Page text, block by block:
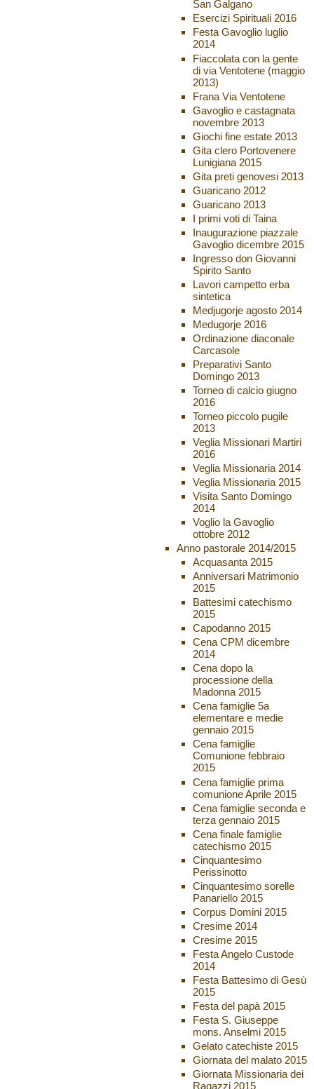
San Galgano
Esercizi Spirituali 2016
Festa Gavoglio luglio
2014
Fiaccolata con la gente
di via Ventotene (maggio
2013)
Frana Via Ventotene
Gavoglio e castagnata
novembre 2013
Giochi fine estate 2013
Gita clero Portovenere
Lunigiana 2015
Gita preti genovesi 2013
Guaricano 2012
Guaricano 2013
I primi voti di Taina
Inaugurazione piazzale
Gavoglio dicembre 2015
Ingresso don Giovanni
Spirito Santo
Lavori campetto erba
sintetica
Medjugorje agosto 2014
Medugorje 2016
Ordinazione diaconale
Carcasole
Preparativi Santo
Domingo 2013
Torneo di calcio giugno
2016
Torneo piccolo pugile
2013
Veglia Missionari Martiri
2016
Veglia Missionaria 2014
Veglia Missionaria 2015
Visita Santo Domingo
2014
Voglio la Gavoglio
ottobre 2012
Anno pastorale 2014/2015
Acquasanta 2015
Anniversari Matrimonio
2015
Battesimi catechismo
2015
Capodanno 2015
Cena CPM dicembre
2014
Cena dopo la
processione della
Madonna 2015
Cena famiglie 5a
elementare e medie
gennaio 2015
Cena famiglie
Comunione febbraio
2015
Cena famiglie prima
comunione Aprile 2015
Cena famiglie seconda e
terza gennaio 2015
Cena finale famiglie
catechismo 2015
Cinquantesimo
Perissinotto
Cinquantesimo sorelle
Panariello 2015
Corpus Domini 2015
Cresime 2014
Cresime 2015
Festa Angelo Custode
2014
Festa Battesimo di Gesù
2015
Festa del papà 2015
Festa S. Giuseppe
mons. Anselmi 2015
Gelato catechiste 2015
Giornata del malato 2015
Giornata Missionaria dei
Ragazzi 2015